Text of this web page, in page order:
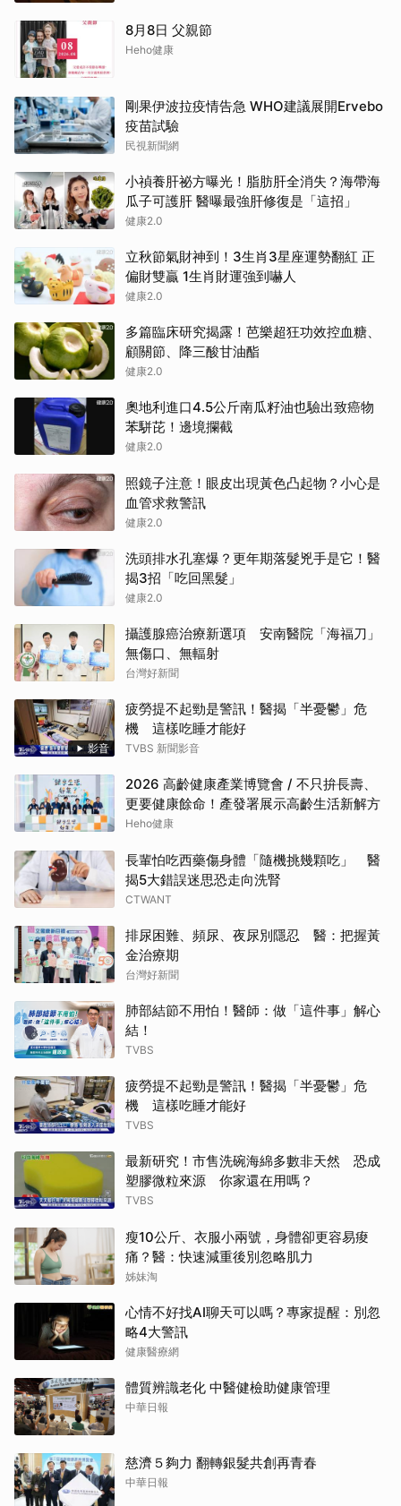
8月8日 父親節
Heho健康
剛果伊波拉疫情告急 WHO建議展開Ervebo
疫苗試驗
民視新聞網
小禎養肝祕方曝光！脂肪肝全消失？海帶海
瓜子可護肝 醫曝最強肝修復是「這招」
健康2.0
立秋節氣財神到！3生肖3星座運勢翻紅 正
偏財雙贏 1生肖財運強到嚇人
健康2.0
多篇臨床研究揭露！芭樂超狂功效控血糖、
顧關節、降三酸甘油酯
健康2.0
奧地利進口4.5公斤南瓜籽油也驗出致癌物
苯駢芘！邊境攔截
健康2.0
照鏡子注意！眼皮出現黃色凸起物？小心是
血管求救警訊
健康2.0
洗頭排水孔塞爆？更年期落髮兇手是它！醫
揭3招「吃回黑髮」
健康2.0
攝護腺癌治療新選項 安南醫院「海福刀」
無傷口、無輻射
台灣好新聞
影音
疲勞提不起勁是警訊！醫揭「半憂鬱」危
機 這樣吃睡才能好
TVBS 新聞影音
2026 高齡健康產業博覽會 / 不只拚長壽、
更要健康餘命！產發署展示高齡生活新解方
Heho健康
長輩怕吃西藥傷身體「隨機挑幾顆吃」 醫
揭5大錯誤迷思恐走向洗腎
CTWANT
排尿困難、頻尿、夜尿別隱忍 醫：把握黃
金治療期
台灣好新聞
肺部結節不用怕！醫師：做「這件事」解心
結！
TVBS
疲勞提不起勁是警訊！醫揭「半憂鬱」危
機 這樣吃睡才能好
TVBS
最新研究！市售洗碗海綿多數非天然 恐成
塑膠微粒來源 你家還在用嗎？
TVBS
瘦10公斤、衣服小兩號，身體卻更容易痠
痛？醫：快速減重後別忽略肌力
姊妹淘
心情不好找AI聊天可以嗎？專家提醒：別忽
略4大警訊
健康醫療網
體質辨識老化 中醫健檢助健康管理
中華日報
慈濟５夠力 翻轉銀髮共創再青春
中華日報